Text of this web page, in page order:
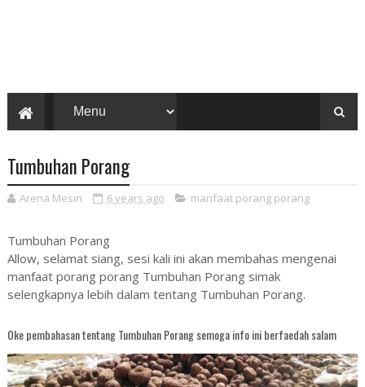
Tumbuhan Porang
Arena Mesin 6 years ago manfaat porang porang
Tumbuhan Porang
Allow, selamat siang, sesi kali ini akan membahas mengenai
manfaat porang porang Tumbuhan Porang simak
selengkapnya lebih dalam tentang Tumbuhan Porang.
Oke pembahasan tentang Tumbuhan Porang semoga info ini berfaedah salam